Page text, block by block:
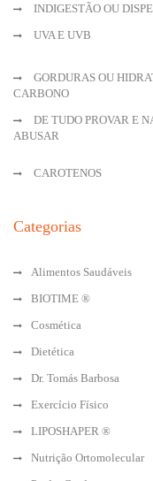
INDIGESTÃO OU
UVA E UVB
GORDURAS OU
CARBONO
DE TUDO PROVAR E
ABUSAR
CAROTENOS
Categorias
Alimentos Saudáveis
BIOTIME ®
Cosmética
Dietética
Dr. Tomás Barbosa
Exercício Físico
LIPOSHAPER ®
Nutrição Ortomolecular